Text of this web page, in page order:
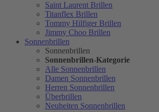
Saint Laurent Brillen
Titanflex Brillen
Tommy Hilfiger Brillen
Jimmy Choo Brillen
Sonnenbrillen
Sonnenbrillen
Sonnenbrillen-Kategorie
Alle Sonnenbrillen
Damen Sonnenbrillen
Herren Sonnenbrillen
Überbrillen
Neuheiten Sonnenbrillen